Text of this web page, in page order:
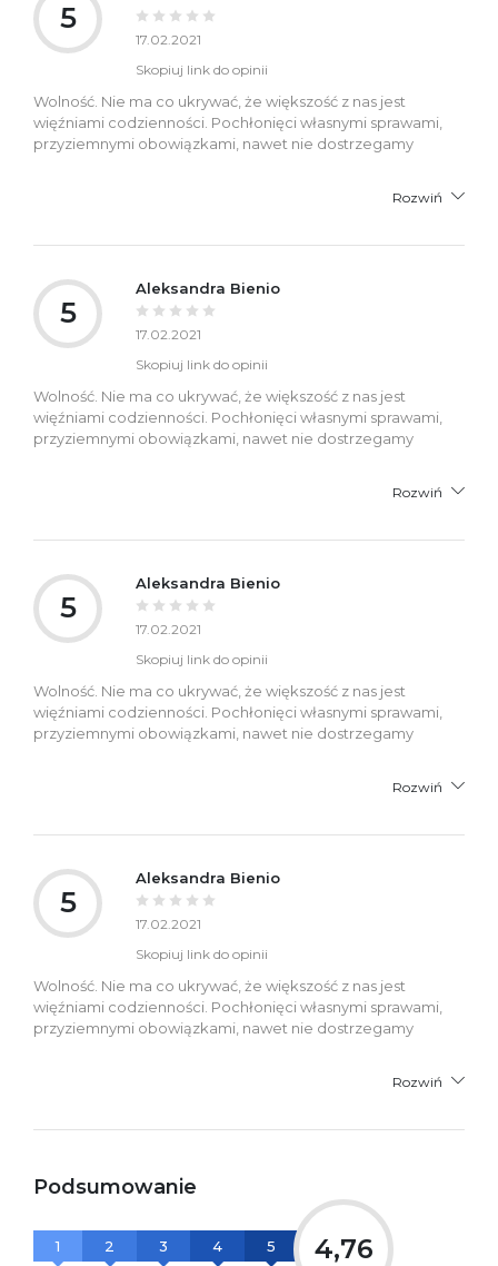
5
17.02.2021
Skopiuj link do opinii
Wolność. Nie ma co ukrywać, że większość z nas jest
więźniami codzienności. Pochłonięci własnymi sprawami,
przyziemnymi obowiązkami, nawet nie dostrzegamy
Rozwiń
5
Aleksandra Bienio
17.02.2021
Skopiuj link do opinii
Wolność. Nie ma co ukrywać, że większość z nas jest
więźniami codzienności. Pochłonięci własnymi sprawami,
przyziemnymi obowiązkami, nawet nie dostrzegamy
Rozwiń
5
Aleksandra Bienio
17.02.2021
Skopiuj link do opinii
Wolność. Nie ma co ukrywać, że większość z nas jest
więźniami codzienności. Pochłonięci własnymi sprawami,
przyziemnymi obowiązkami, nawet nie dostrzegamy
Rozwiń
5
Aleksandra Bienio
17.02.2021
Skopiuj link do opinii
Wolność. Nie ma co ukrywać, że większość z nas jest
więźniami codzienności. Pochłonięci własnymi sprawami,
przyziemnymi obowiązkami, nawet nie dostrzegamy
Rozwiń
Podsumowanie
1
2
3
4
5
4,76